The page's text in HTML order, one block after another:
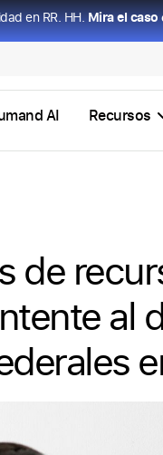
en RR. HH.Mira el
AI Recursos
de
al